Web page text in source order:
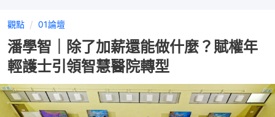
觀點 01論壇
潘學智｜除了加薪還能做什麼？賦權年
輕護士引領智慧醫院轉型